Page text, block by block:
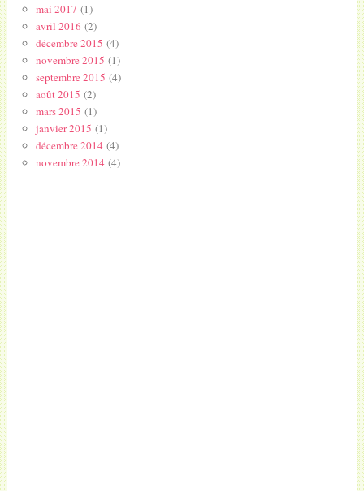
mai 2017 (1)
avril 2016 (2)
décembre 2015 (4)
novembre 2015 (1)
septembre 2015 (4)
août 2015 (2)
mars 2015 (1)
janvier 2015 (1)
décembre 2014(4)
novembre 2014(4)